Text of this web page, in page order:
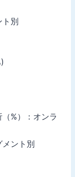
ト別
%）：オンラ
ント別